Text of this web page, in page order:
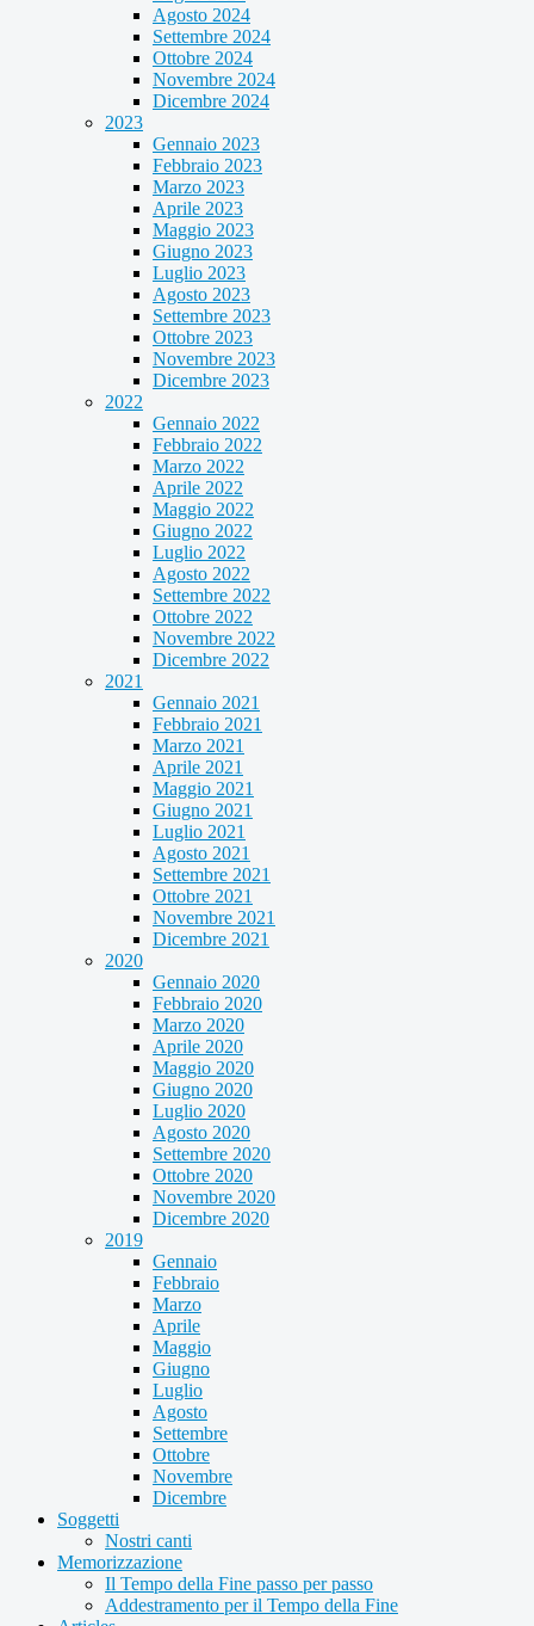
Agosto 2024
Settembre 2024
Ottobre 2024
Novembre 2024
Dicembre 2024
2023
Gennaio 2023
Febbraio 2023
Marzo 2023
Aprile 2023
Maggio 2023
Giugno 2023
Luglio 2023
Agosto 2023
Settembre 2023
Ottobre 2023
Novembre 2023
Dicembre 2023
2022
Gennaio 2022
Febbraio 2022
Marzo 2022
Aprile 2022
Maggio 2022
Giugno 2022
Luglio 2022
Agosto 2022
Settembre 2022
Ottobre 2022
Novembre 2022
Dicembre 2022
2021
Gennaio 2021
Febbraio 2021
Marzo 2021
Aprile 2021
Maggio 2021
Giugno 2021
Luglio 2021
Agosto 2021
Settembre 2021
Ottobre 2021
Novembre 2021
Dicembre 2021
2020
Gennaio 2020
Febbraio 2020
Marzo 2020
Aprile 2020
Maggio 2020
Giugno 2020
Luglio 2020
Agosto 2020
Settembre 2020
Ottobre 2020
Novembre 2020
Dicembre 2020
2019
Gennaio
Febbraio
Marzo
Aprile
Maggio
Giugno
Luglio
Agosto
Settembre
Ottobre
Novembre
Dicembre
Soggetti
Nostri canti
Memorizzazione
Il Tempo della Fine passo per passo
Addestramento per il Tempo della Fine